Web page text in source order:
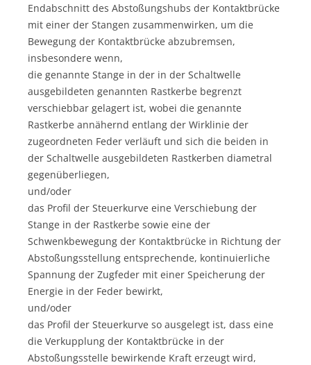
Endabschnitt des Abstoßungshubs der Kontaktbrücke
mit einer der Stangen zusammenwirken, um die
Bewegung der Kontaktbrücke abzubremsen,
insbesondere wenn,
die genannte Stange in der in der Schaltwelle
ausgebildeten genannten Rastkerbe begrenzt
verschiebbar gelagert ist, wobei die genannte
Rastkerbe annähernd entlang der Wirklinie der
zugeordneten Feder verläuft und sich die beiden in
der Schaltwelle ausgebildeten Rastkerben diametral
gegenüberliegen,
und/oder
das Profil der Steuerkurve eine Verschiebung der
Stange in der Rastkerbe sowie eine der
Schwenkbewegung der Kontaktbrücke in Richtung der
Abstoßungsstellung entsprechende, kontinuierliche
Spannung der Zugfeder mit einer Speicherung der
Energie in der Feder bewirkt,
und/oder
das Profil der Steuerkurve so ausgelegt ist, dass eine
die Verkupplung der Kontaktbrücke in der
Abstoßungsstelle bewirkende Kraft erzeugt wird,